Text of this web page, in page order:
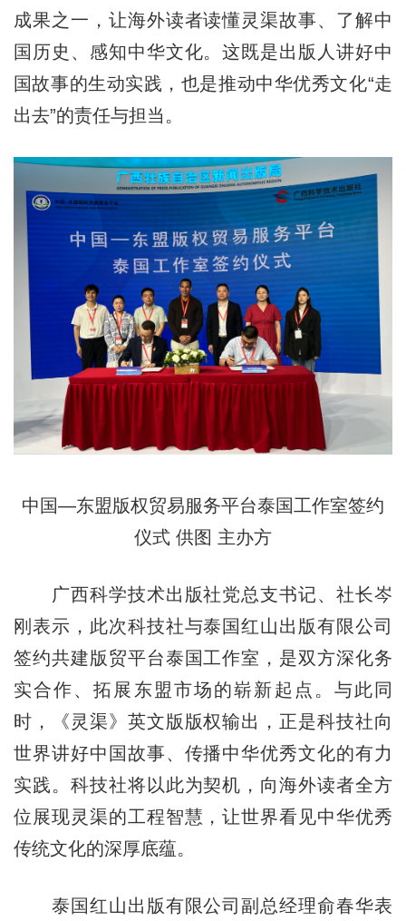
成果之一，让海外读者读懂灵渠故事、了解中
国历史、感知中华文化。这既是出版人讲好中
国故事的生动实践，也是推动中华优秀文化“走
出去”的责任与担当。
中国—东盟版权贸易服务平台泰国工作室签约
仪式 供图 主办方
广西科学技术出版社党总支书记、社长岑
刚表示，此次科技社与泰国红山出版有限公司
签约共建版贸平台泰国工作室，是双方深化务
实合作、拓展东盟市场的崭新起点。与此同
时，《灵渠》英文版版权输出，正是科技社向
世界讲好中国故事、传播中华优秀文化的有力
实践。科技社将以此为契机，向海外读者全方
位展现灵渠的工程智慧，让世界看见中华优秀
传统文化的深厚底蕴。
泰国红山出版有限公司副总经理俞春华表